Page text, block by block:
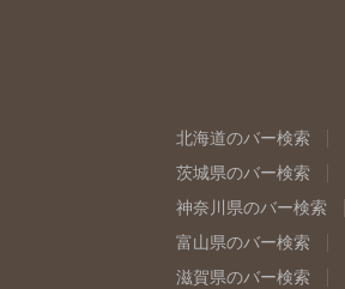
北海道のバー検索
茨城県のバー検索
神奈川県のバー検索
富山県のバー検索
滋賀県のバー検索